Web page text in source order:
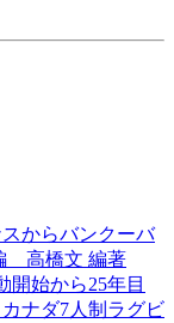
からバンクーバ
高橋文 編著
始から25年目
ナダ7人制ラグビ